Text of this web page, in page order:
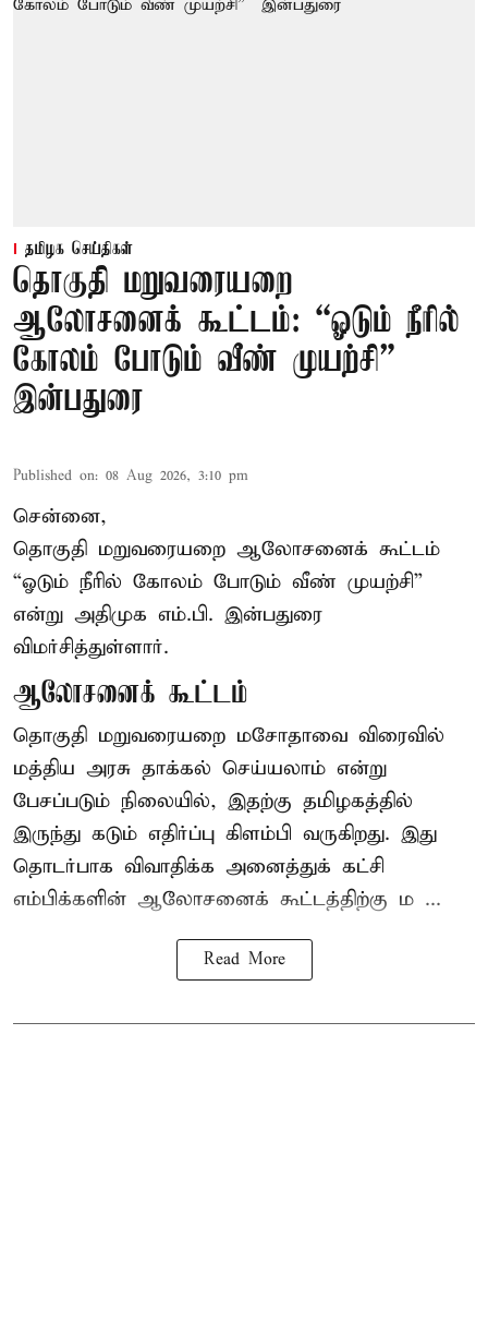
தமிழக செய்திகள்
தொகுதி மறுவரையறை
ஆலோசனைக் கூட்டம்: “ஓடும் நீரில்
கோலம் போடும் வீண் முயற்சி” –
இன்பதுரை
Published on: 08 Aug 2026, 3:10 pm
சென்னை,
தொகுதி மறுவரையறை ஆலோசனைக் கூட்டம்
“ஓடும் நீரில் கோலம் போடும் வீண் முயற்சி”
என்று அதிமுக எம்.பி. இன்பதுரை
விமர்சித்துள்ளார்.
ஆலோசனைக் கூட்டம்
தொகுதி மறுவரையறை மசோதாவை விரைவில்
மத்திய அரசு தாக்கல் செய்யலாம் என்று
பேசப்படும் நிலையில், இதற்கு தமிழகத்தில்
இருந்து கடும் எதிர்ப்பு கிளம்பி வருகிறது. இது
தொடர்பாக விவாதிக்க அனைத்துக் கட்சி
எம்பிக்களின் ஆலோசனைக் கூட்டத்திற்கு ம ...
Read More